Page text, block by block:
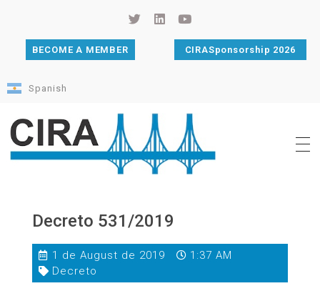
BECOME A MEMBER CIRASponsorship 2026
Spanish
Decreto 531/2019
1 de August de 2019
1:37 AM
Decreto